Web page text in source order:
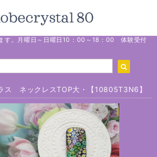
す。月曜日～日曜日10：00～18：00 体験受付
ス ネックレスTOP大・【10805T3N6】